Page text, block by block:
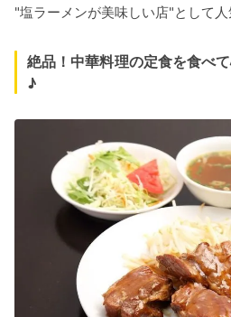
"塩ラーメンが美味しい店"として人
絶品！中華料理の定食を食べ
♪